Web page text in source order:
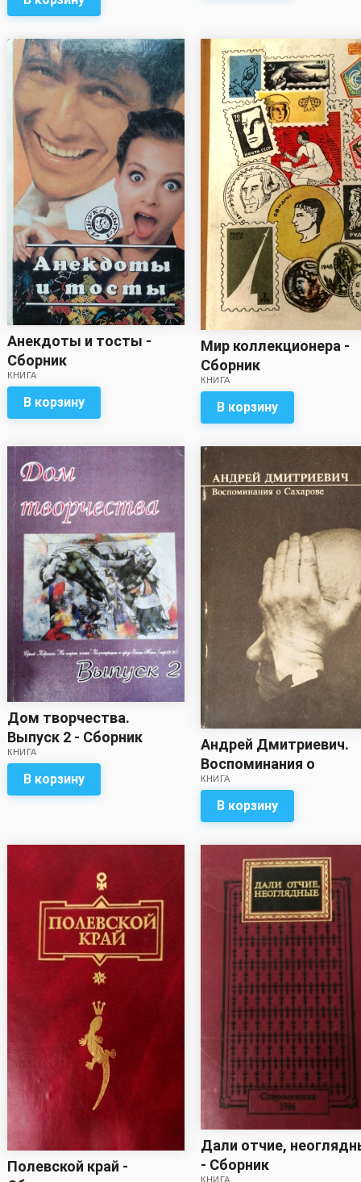
Анекдоты и тосты -
Сборник
КНИГА
В корзину
Мир коллекционера -
Сборник
КНИГА
В корзину
Дом творчества.
Выпуск 2 - Сборник
КНИГА
В корзину
Андрей Дмитриевич.
Воспоминания о
Сахарове - Сборник
КНИГА
В корзину
Полевской край -
Дали отчие,
- Сборник
КНИГА